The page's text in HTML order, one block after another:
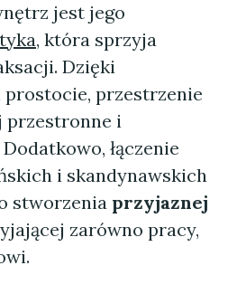
jest jego
, która sprzyja
Dzięki
przestrzenie
przestronne i
łączenie
i skandynawskich
stworzenia przyjaznej
zarówno pracy,